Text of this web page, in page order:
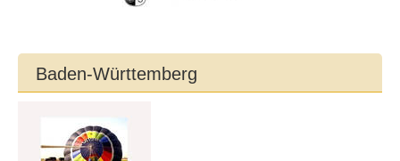
Baden-Württemberg